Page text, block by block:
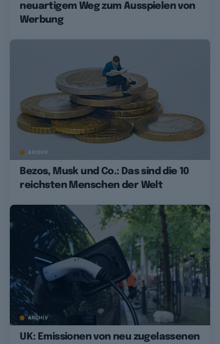
neuartigem Weg zum Ausspielen von
Werbung
ARCHIV
Bezos, Musk und Co.: Das sind die 10
reichsten Menschen der Welt
ARCHIV
UK: Emissionen von neu zugelassenen